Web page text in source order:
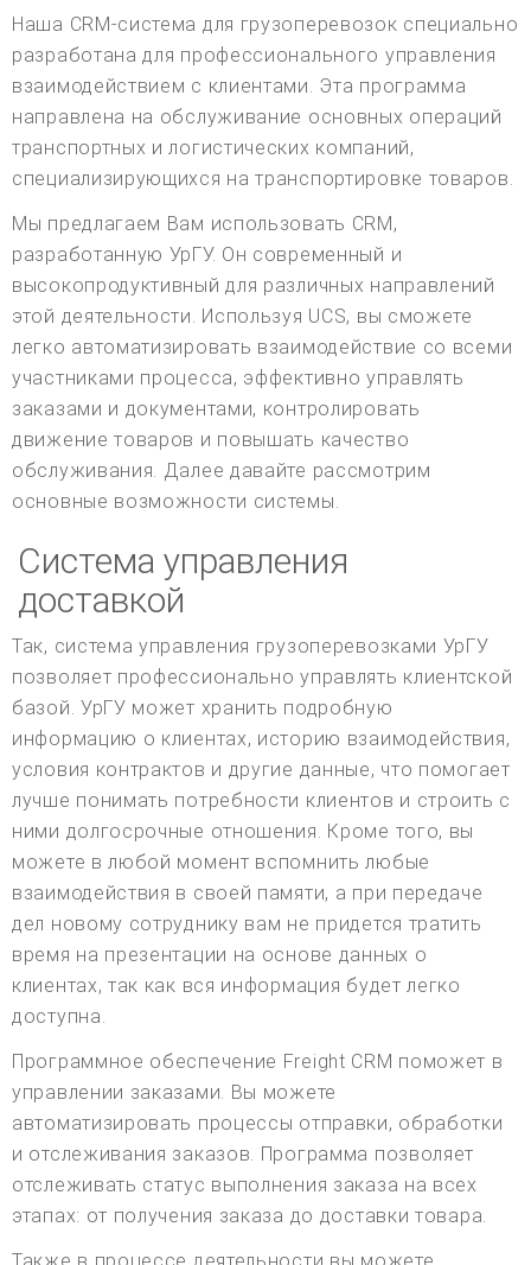
Наша CRM-система для грузоперевозок специально
разработана для профессионального управления
взаимодействием с клиентами. Эта программа
направлена на обслуживание основных операций
транспортных и логистических компаний,
специализирующихся на транспортировке товаров.
Мы предлагаем Вам использовать CRM,
разработанную УрГУ. Он современный и
высокопродуктивный для различных направлений
этой деятельности. Используя UCS, вы сможете
легко автоматизировать взаимодействие со всеми
участниками процесса, эффективно управлять
заказами и документами, контролировать
движение товаров и повышать качество
обслуживания. Далее давайте рассмотрим
основные возможности системы.
Система управления
доставкой
Так, система управления грузоперевозками УрГУ
позволяет профессионально управлять клиентской
базой. УрГУ может хранить подробную
информацию о клиентах, историю взаимодействия,
условия контрактов и другие данные, что помогает
лучше понимать потребности клиентов и строить с
ними долгосрочные отношения. Кроме того, вы
можете в любой момент вспомнить любые
взаимодействия в своей памяти, а при передаче
дел новому сотруднику вам не придется тратить
время на презентации на основе данных о
клиентах, так как вся информация будет легко
доступна.
Программное обеспечение Freight CRM поможет в
управлении заказами. Вы можете
автоматизировать процессы отправки, обработки
и отслеживания заказов. Программа позволяет
отслеживать статус выполнения заказа на всех
этапах: от получения заказа до доставки товара.
Также в процессе деятельности вы можете